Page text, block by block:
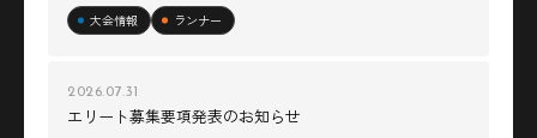
大会情報 ランナー
2026.07.31
エリート募集要項発表のお知らせ